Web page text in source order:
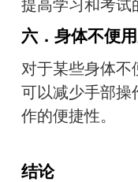
提高学习和考试
六． 身体不便用
对于某些身体不
可以减少手部操
作的便捷性。
结论